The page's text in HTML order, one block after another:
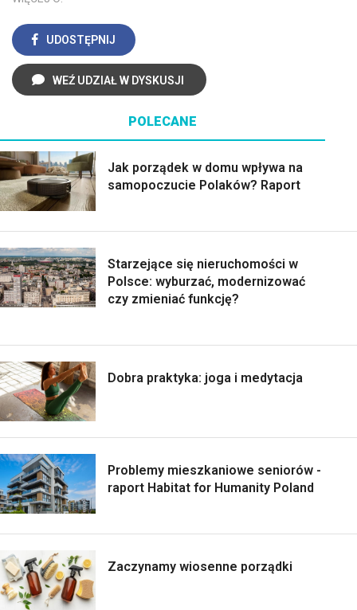
UDOSTĘPNIJ
WEŹ UDZIAŁ W DYSKUSJI
POLECANE
Jak porządek w domu wpływa na
samopoczucie Polaków? Raport
Starzejące się nieruchomości w
Polsce: wyburzać, modernizować
czy zmieniać funkcję?
Dobra praktyka: joga i medytacja
Problemy mieszkaniowe seniorów -
raport Habitat for Humanity Poland
Zaczynamy wiosenne porządki